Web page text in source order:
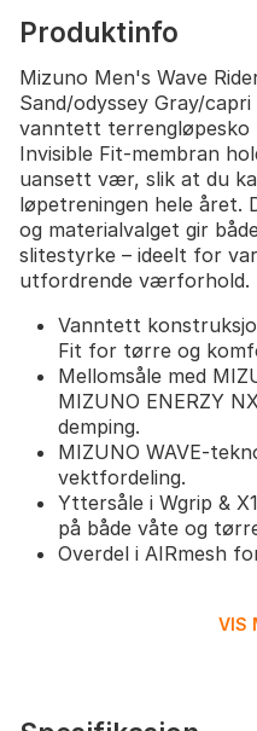
Produktinfo
Mizuno Men's Wave
Sand/odyssey Gray/
vanntett terrengløpesko
Invisible Fit-membran
uansett vær, slik at du
løpetreningen hele året.
og materialvalget gir
slitestyrke – ideelt for
utfordrende værforhold.
Vanntett
Fit for tørre og
Mellomsåle med
MIZUNO ENERZY
demping.
MIZUNO WAVE-
vektfordeling.
Yttersåle i Wgrip &
på både våte og
Overdel i AIRmesh
VIS